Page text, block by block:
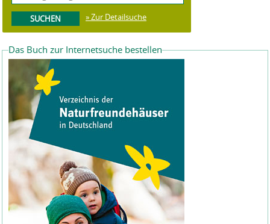
» Zur Detailsuche
Das Buch zur Internetsuche bestellen